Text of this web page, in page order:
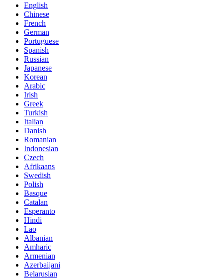
English
Chinese
French
German
Portuguese
Spanish
Russian
Japanese
Korean
Arabic
Irish
Greek
Turkish
Italian
Danish
Romanian
Indonesian
Czech
Afrikaans
Swedish
Polish
Basque
Catalan
Esperanto
Hindi
Lao
Albanian
Amharic
Armenian
Azerbaijani
Belarusian